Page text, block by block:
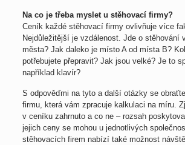
Na co je třeba myslet u stěhovací firmy?
Ceník každé stěhovací firmy ovlivňuje více
Nejdůležitější je vzdálenost. Jde o stěhování
města? Jak daleko je místo A od místa B?
potřebujete přepravit? Jak jsou velké? Je to
například klavír?
S odpověďmi na tyto a další otázky se
firmu, která vám zpracuje kalkulaci na míru.
v ceníku zahrnuto a co ne – rozsah
jejich ceny se mohou u jednotlivých
stěhovacích firem nabízí také možnost